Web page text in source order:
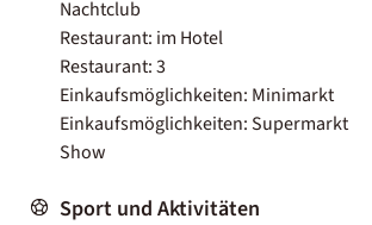
Nachtclub
Restaurant: im Hotel
Restaurant: 3
Einkaufsmöglichkeiten: Minimarkt
Einkaufsmöglichkeiten: Supermarkt
Show
Sport und Aktivitäten